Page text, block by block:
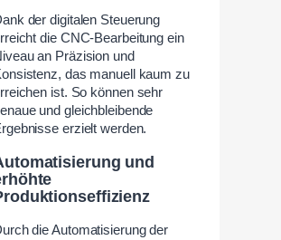
der digitalen Steuerung
die CNC-Bearbeitung ein
an Präzision und
das manuell kaum zu
ist. So können sehr
und gleichbleibende
erzielt werden.
und
die Automatisierung der